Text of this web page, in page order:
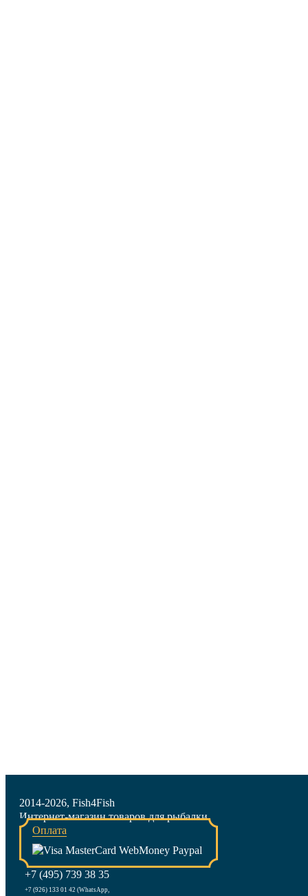
2014-2026, Fish4Fish
Интернет-магазин товаров для рыбалки
Оплата
+7 (495) 739 38 35
+7 (926) 133 01 42 (WhatsApp,